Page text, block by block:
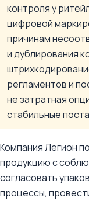
контроля у
цифровой
причинам
и дублирования
регламентов и
не затратная
стабильные
Компания Легион
продукцию с
согласовать
процессы,